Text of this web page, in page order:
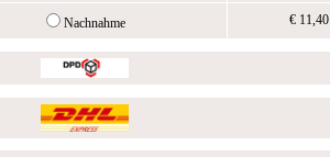
Nachnahme € 11,40